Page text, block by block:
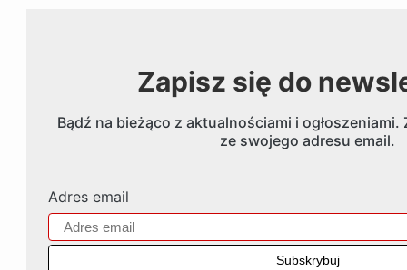
Zapisz się do
Bądź na bieżąco z aktualnościami i
ze swojego adresu email.
Adres email